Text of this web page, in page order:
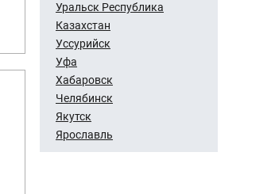
Уральск Республика
Казахстан
Уссурийск
Уфа
Хабаровск
Челябинск
Якутск
Ярославль